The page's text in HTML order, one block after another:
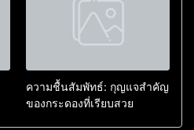
ความชื้นสัมพัทธ์: กุญแจสำคัญ
ของกระดองที่เรียบสวย